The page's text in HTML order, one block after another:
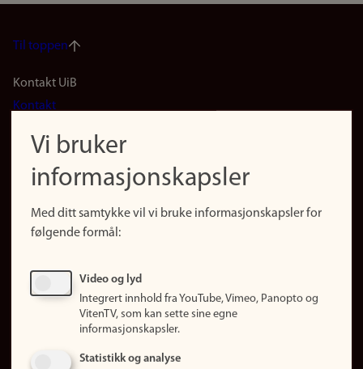
Til toppen
Footer
(no)
Kontakt UiB
Kontakt
Finn forsker
Presse
Finn studier
Ledige stillinger
Vi bruker
informasjonskapsler
Med ditt samtykke vil vi bruke informasjonskapsler for
følgende formål:
Video og lyd
Integrert innhold fra YouTube, Vimeo, Panopto og
VitenTV, som kan sette sine egne
informasjonskapsler.
Statistikk og analyse